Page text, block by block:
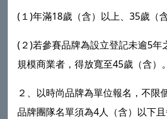
(１)年滿18歲（含）以上、35歲（
(２)若參賽品牌為設立登記未逾5年
規模商業者，得放寬至45歲（含）。
２、以時尚品牌為單位報名，不限
品牌團隊名單須為4人（含）以下